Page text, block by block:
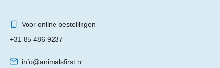
Voor online bestellingen
+31 85 486 9237
info@animalsfirst.nl